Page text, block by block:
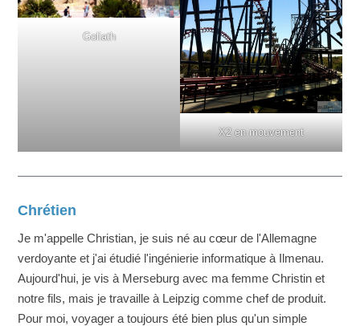
Goliath
X2 en mouvement
Chrétien
Je m'appelle Christian, je suis né au cœur de l'Allemagne
verdoyante et j'ai étudié l'ingénierie informatique à Ilmenau.
Aujourd'hui, je vis à Merseburg avec ma femme Christin et
notre fils, mais je travaille à Leipzig comme chef de produit.
Pour moi, voyager a toujours été bien plus qu'un simple